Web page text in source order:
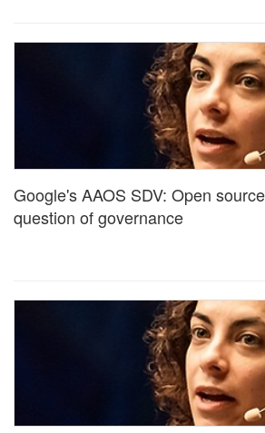
Google's AAOS SDV: Open
question of governance